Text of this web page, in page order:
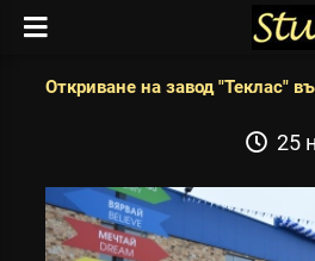
Откриване на завод "Теклас"
25